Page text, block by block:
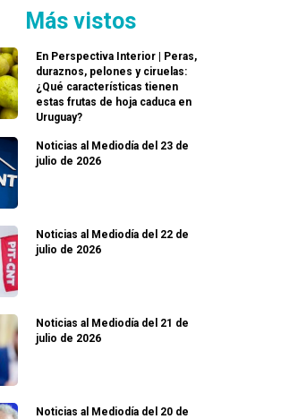
Más vistos
En Perspectiva Interior | Peras,
duraznos, pelones y ciruelas:
¿Qué características tienen
estas frutas de hoja caduca en
Uruguay?
Noticias al Mediodía del 23 de
julio de 2026
Noticias al Mediodía del 22 de
julio de 2026
Noticias al Mediodía del 21 de
julio de 2026
Noticias al Mediodía del 20 de